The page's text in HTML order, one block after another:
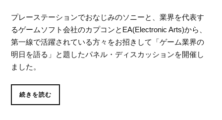
プレーステーションでおなじみのソニーと、業界を代表す
るゲームソフト会社のカプコンとEA(Electronic Arts)から、
第一線で活躍されている方々をお招きして「ゲーム業界の
明日を語る」と題したパネル・ディスカッションを開催し
ました。
続きを読む